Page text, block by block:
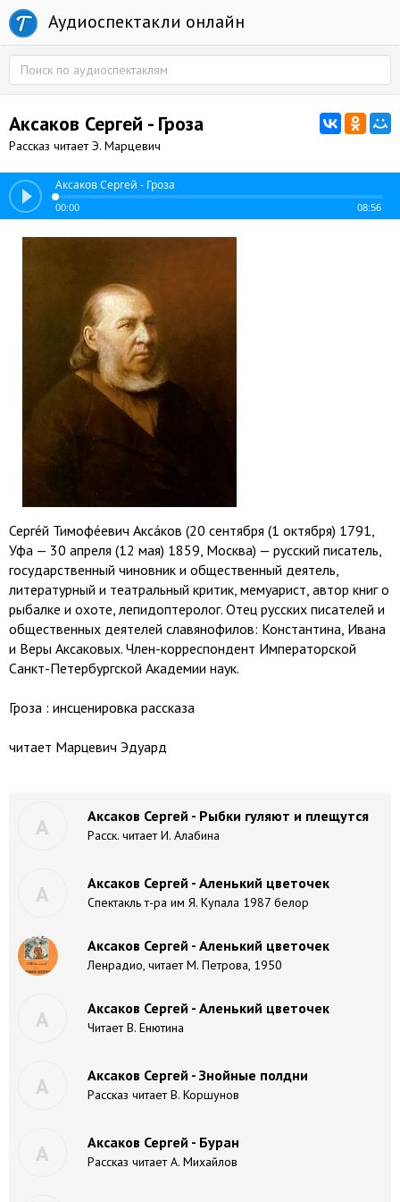
Аудиоспектакли онлайн
Аксаков Сергей - Гроза
Рассказ читает Э. Марцевич
Аксаков Сергей - Гроза
00:00 08:56
Серге́й Тимофе́евич Акса́ков (20 сентября (1 октября) 1791,
Уфа — 30 апреля (12 мая) 1859, Москва) — русский писатель,
государственный чиновник и общественный деятель,
литературный и театральный критик, мемуарист, автор книг о
рыбалке и охоте, лепидоптеролог. Отец русских писателей и
общественных деятелей славянофилов: Константина, Ивана
и Веры Аксаковых. Член-корреспондент Императорской
Санкт-Петербургской Академии наук.
Гроза : инсценировка рассказа
читает Марцевич Эдуард
А Аксаков Сергей - Рыбки гуляют и плещутся
Расск. читает И. Алабина
А Аксаков Сергей - Аленький цветочек
Спектакль т-ра им Я. Купала 1987 белор
Аксаков Сергей - Аленький цветочек
Ленрадио, читает М. Петрова, 1950
А Аксаков Сергей - Аленький цветочек
Читает В. Енютина
А Аксаков Сергей - Знойные полдни
Рассказ читает В. Коршунов
А Аксаков Сергей - Буран
Рассказ читает А. Михайлов